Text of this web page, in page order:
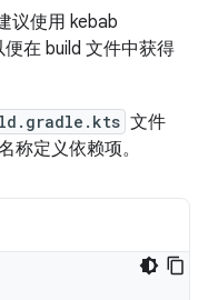
议使用 kebab
便在 build 文件中获得
文件
称定义依赖项。